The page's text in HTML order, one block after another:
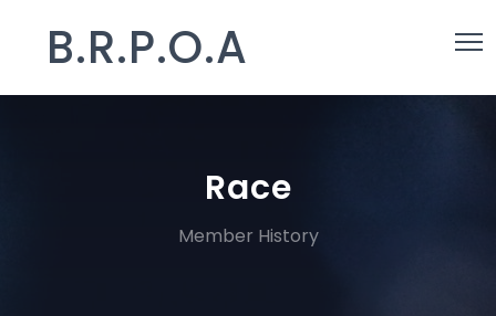
B.R.P.O.A
Race
Member History